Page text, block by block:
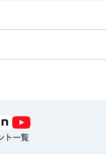
ト一覧